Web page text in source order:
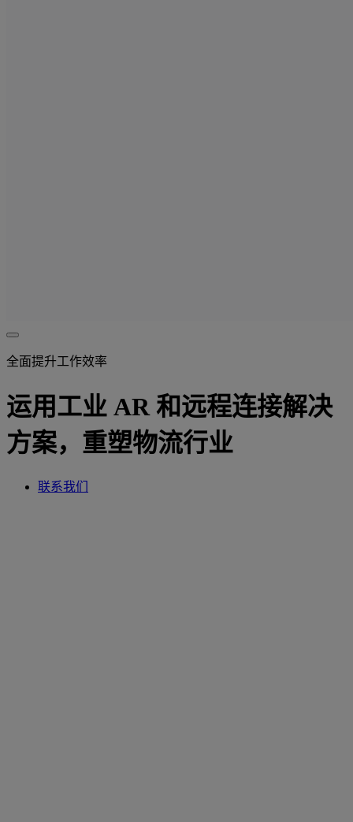
全面提升工作效率
运用工业 AR 和远程连接解决
方案，重塑物流行业
联系我们